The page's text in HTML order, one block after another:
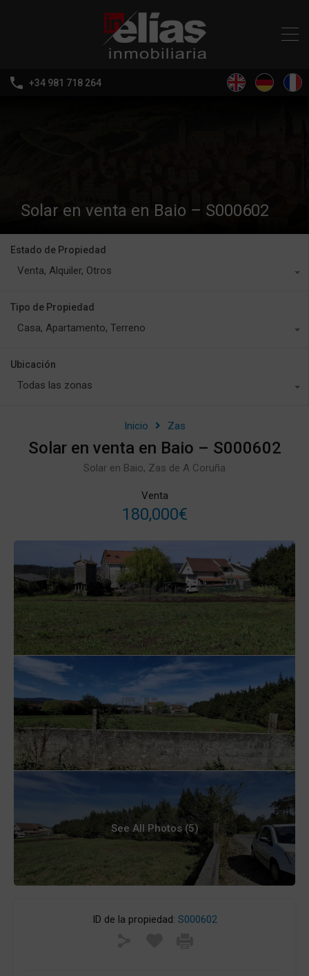
+34 981 718 264
Solar en venta en Baio – S000602
Estado de Propiedad
Venta, Alquiler, Otros
Tipo de Propiedad
Casa, Apartamento, Terreno
Ubicación
Todas las zonas
Inicio Zas
Solar en venta en Baio – S000602
Solar en Baio, Zas de A Coruña
Venta
180,000€
See All Photos (5)
ID de la propiedad: S000602